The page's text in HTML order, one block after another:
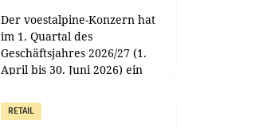
Der voestalpine-Konzern hat
im 1. Quartal des
Geschäftsjahres 2026/27 (1.
April bis 30. Juni 2026) ein
Der Umsatz stieg im Vergleich
zur Vorjahresperiode
RETAIL